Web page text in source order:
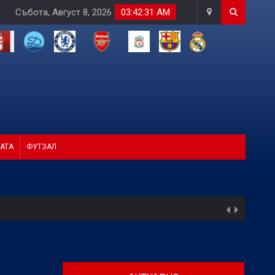
03:42:32 AM
Събота, Август 8, 2026
ФУТЗАЛ